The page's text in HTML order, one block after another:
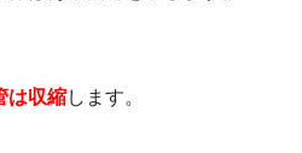
は収縮します。